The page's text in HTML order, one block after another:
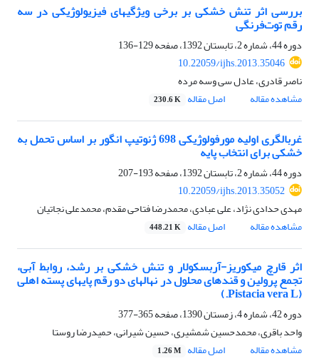
بررسی اثر تنش خشکی بر برخی ویژگیهای فیزیولوژیکی در سه
رقم توت‌فرنگی
دوره 44، شماره 2، تابستان 1392، صفحه
129-136
10.22059/ijhs.2013.35046
ناصر قادری، عادل سی وسه مرده
مشاهده مقاله
اصل مقاله 230.6 K
غربالگری اولیه مورفولوژیکی 698 ژنوتیپ انگور بر اساس تحمل به
خشکی برای انتخاب پایه
دوره 44، شماره 2، تابستان 1392، صفحه
193-207
10.22059/ijhs.2013.35052
مهدی حدادی نژاد، علی عبادی، محمدرضا فتاحی مقدم، محمدعلی نجاتیان
مشاهده مقاله
اصل مقاله 448.21 K
اثر قارچ میکوریز-آربسکولار و تنش خشکی بر رشد، روابط آبی،
تجمع پرولین و قندهای محلول در نهال‎های دو رقم پایهای پسته اهلی
(Pistacia vera L.)
دوره 42، شماره 4، زمستان 1390، صفحه
365-377
واحد باقری، محمدحسین شمشیری، حسین شیرانی، حمیدرضا روستا
مشاهده مقاله
اصل مقاله 1.26 M